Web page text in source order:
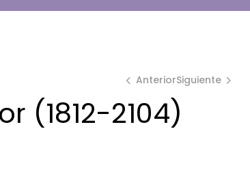
AnteriorSiguiente
(1812-2104)